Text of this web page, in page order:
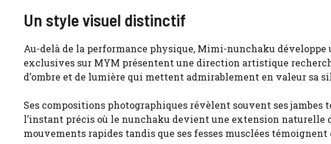
Un style visuel distinctif
Au-delà de la performance physique, Mimi-nunchaku développe
exclusives sur MYM présentent une direction artistique
d’ombre et de lumière qui mettent admirablement en valeur sa
Ses compositions photographiques révèlent souvent ses jambes
l’instant précis où le nunchaku devient une extension naturelle
mouvements rapides tandis que ses fesses musclées